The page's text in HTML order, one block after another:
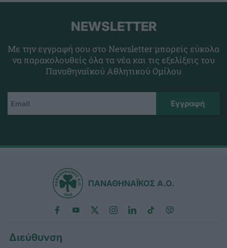
NEWSLETTER
Με την εγγραφή σου στο Newsletter μπορείς εύκολα
να παρακολουθείς όλα τα νέα και τις εξελίξεις του
Παναθηναϊκού Αθλητικού Ομίλου
ΠΑΝΑΘΗΝΑΪΚΟΣ Α.Ο.
Διεύθυνση